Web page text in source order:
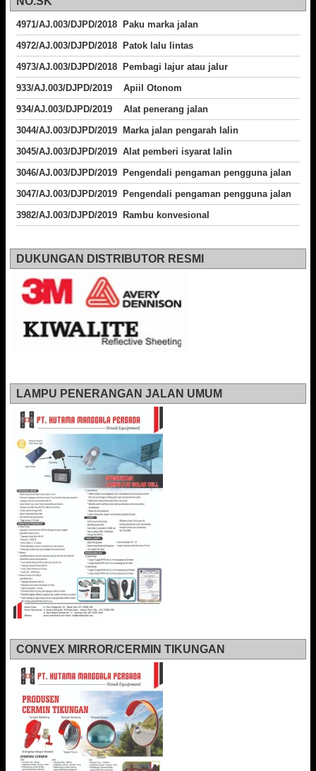
4971/AJ.003/DJPD/2018 Paku marka jalan
4972/AJ.003/DJPD/2018 Patok lalu lintas
4973/AJ.003/DJPD/2018
Pembagi lajur atau jalur
933/AJ.003/DJPD/2019 Apiil Otonom
934/AJ.003/DJPD/2019 Alat penerang jalan
3044/AJ.003/DJPD/2019 Marka jalan pengarah lalin
3045/AJ.003/DJPD/2019 Alat pemberi isyarat lalin
3046/AJ.003/DJPD/2019 Pengendali pengaman pengguna jalan
3047/AJ.003/DJPD/2019 Pengendali pengaman pengguna jalan
3982/AJ.003/DJPD/2019 Rambu konvesional
DUKUNGAN DISTRIBUTOR RESMI
LAMPU PENERANGAN JALAN UMUM
CONVEX MIRROR/CERMIN TIKUNGAN